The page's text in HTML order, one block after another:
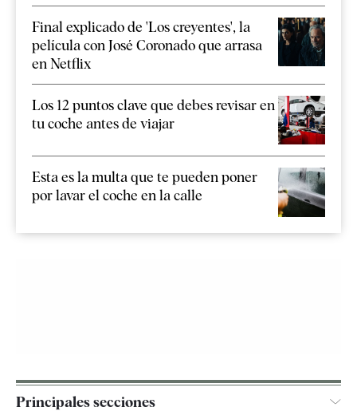
Final explicado de 'Los creyentes', la
película con José Coronado que arrasa
en Netflix
Los 12 puntos clave que debes revisar en
tu coche antes de viajar
Esta es la multa que te pueden poner
por lavar el coche en la calle
Principales secciones